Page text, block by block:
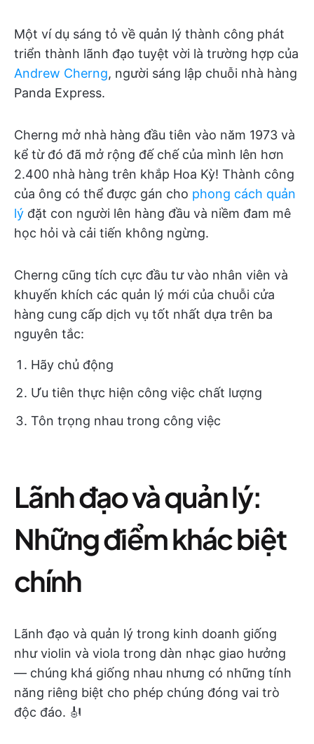
Một ví dụ sáng tỏ về quản lý thành công phát
triển thành lãnh đạo tuyệt vời là trường hợp của
Andrew Cherng, người sáng lập chuỗi nhà hàng
Panda Express.
Cherng mở nhà hàng đầu tiên vào năm 1973 và
kể từ đó đã mở rộng đế chế của mình lên hơn
2.400 nhà hàng trên khắp Hoa Kỳ! Thành công
của ông có thể được gán cho phong cách quản
lý đặt con người lên hàng đầu và niềm đam mê
học hỏi và cải tiến không ngừng.
Cherng cũng tích cực đầu tư vào nhân viên và
khuyến khích các quản lý mới của chuỗi cửa
hàng cung cấp dịch vụ tốt nhất dựa trên ba
nguyên tắc:
Hãy chủ động
Ưu tiên thực hiện công việc chất lượng
Tôn trọng nhau trong công việc
Lãnh đạo và quản lý:
Những điểm khác biệt
chính
Lãnh đạo và quản lý trong kinh doanh giống
như violin và viola trong dàn nhạc giao hưởng
— chúng khá giống nhau nhưng có những tính
năng riêng biệt cho phép chúng đóng vai trò
độc đáo. 🎻